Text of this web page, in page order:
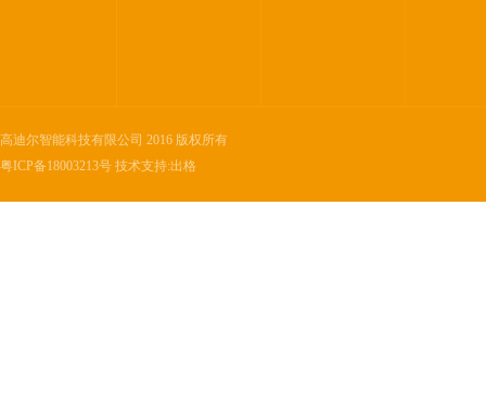
高迪尔智能科技有限公司 2016 版权所有
粤ICP备18003213号 技术支持:出格